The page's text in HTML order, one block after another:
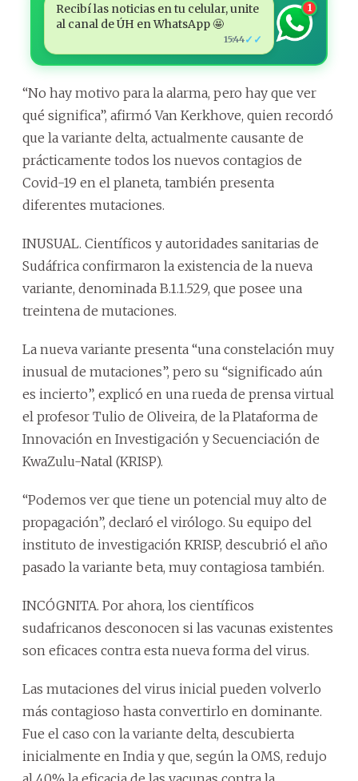
Recibí las noticias en tu celular, unite
al canal de ÚH en WhatsApp 🤩
15:44✓✓
1
“No hay motivo para la alarma, pero hay que ver
qué significa”, afirmó Van Kerkhove, quien recordó
que la variante delta, actualmente causante de
prácticamente todos los nuevos contagios de
Covid-19 en el planeta, también presenta
diferentes mutaciones.
INUSUAL. Científicos y autoridades sanitarias de
Sudáfrica confirmaron la existencia de la nueva
variante, denominada B.1.1.529, que posee una
treintena de mutaciones.
La nueva variante presenta “una constelación muy
inusual de mutaciones”, pero su “significado aún
es incierto”, explicó en una rueda de prensa virtual
el profesor Tulio de Oliveira, de la Plataforma de
Innovación en Investigación y Secuenciación de
KwaZulu-Natal (KRISP).
“Podemos ver que tiene un potencial muy alto de
propagación”, declaró el virólogo. Su equipo del
instituto de investigación KRISP, descubrió el año
pasado la variante beta, muy contagiosa también.
INCÓGNITA. Por ahora, los científicos
sudafricanos desconocen si las vacunas existentes
son eficaces contra esta nueva forma del virus.
Las mutaciones del virus inicial pueden volverlo
más contagioso hasta convertirlo en dominante.
Fue el caso con la variante delta, descubierta
inicialmente en India y que, según la OMS, redujo